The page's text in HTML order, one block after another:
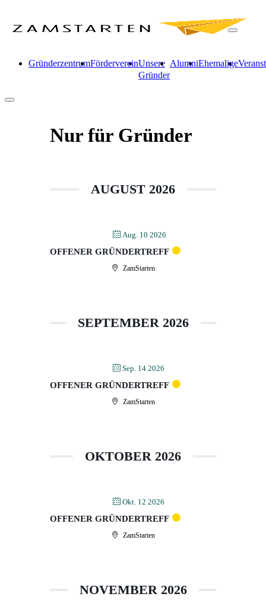
GründerzentrumFördervereinUnsere
Gründer
AlumniEhemalige
Nur für Gründer
AUGUST 2026
Aug. 10 2026
OFFENER GRÜNDERTREFF
ZamStarten
SEPTEMBER 2026
Sep. 14 2026
OFFENER GRÜNDERTREFF
ZamStarten
OKTOBER 2026
Okt. 12 2026
OFFENER GRÜNDERTREFF
ZamStarten
NOVEMBER 2026